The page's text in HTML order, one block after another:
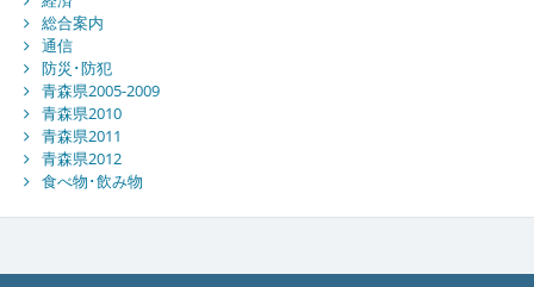
総合案内
通信
防災･防犯
青森県2005-2009
青森県2010
青森県2011
青森県2012
食べ物･飲み物